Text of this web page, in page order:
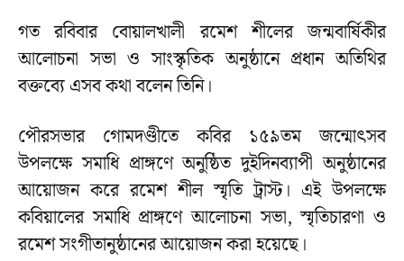
গত রবিবার বোয়ালখালী রমেশ শীলের জন্মবার্ষিকীর
আলোচনা সভা ও সাংস্কৃতিক অনুষ্ঠানে প্রধান অতিথির
বক্তব্যে এসব কথা বলেন তিনি।
পৌরসভার গোমদণ্ডীতে কবির ১৫৯তম জন্মোৎসব
উপলক্ষে সমাধি প্রাঙ্গণে অনুষ্ঠিত দুইদিনব্যাপী অনুষ্ঠানের
আয়োজন করে রমেশ শীল স্মৃতি ট্রাস্ট। এই উপলক্ষে
কবিয়ালের সমাধি প্রাঙ্গণে আলোচনা সভা, স্মৃতিচারণা ও
রমেশ সংগীতানুষ্ঠানের আয়োজন করা হয়েছে।